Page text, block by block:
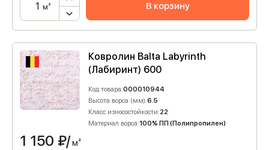
м² В корзину
Ковролин Balta Labyrinth
(Лабиринт) 600
Код товара:000010944
Высота ворса (мм):6.5
Класс износостойкости:22
Материал ворса:100% ПП (Полипропилен)
1 150 ₽/м²